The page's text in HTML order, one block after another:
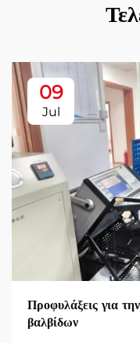
09
Jul
Προφυλάξεις για
βαλβίδων